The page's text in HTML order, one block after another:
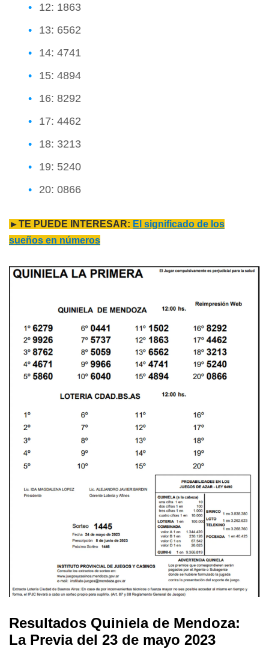
12: 1863
13: 6562
14: 4741
15: 4894
16: 8292
17: 4462
18: 3213
19: 5240
20: 0866
►TE PUEDE INTERESAR: El significado de los
sueños en números
Resultados Quiniela de Mendoza:
La Previa del 23 de mayo 2023